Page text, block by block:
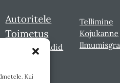
Kui
Autoritele
Toimetus
Sirbi laureaadid
Tellimine
Kojukanne